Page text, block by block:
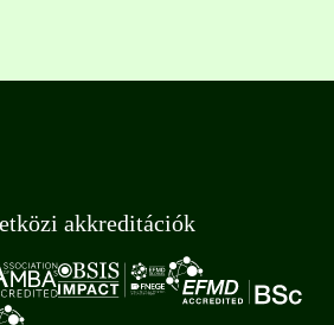
akkreditációk